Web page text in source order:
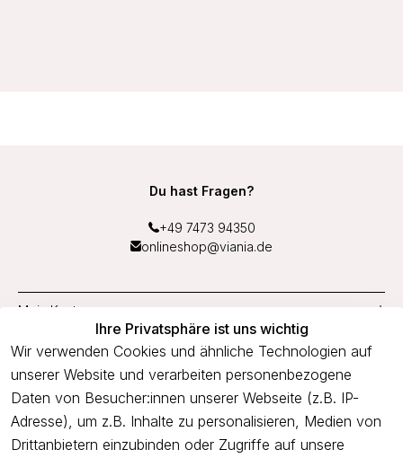
Ihre Privatsphäre ist uns wichtig
Wir verwenden Cookies und ähnliche Technologien auf
unserer Website und verarbeiten personenbezogene
Daten von Besucher:innen unserer Webseite (z.B. IP-
Adresse), um z.B. Inhalte zu personalisieren, Medien von
Drittanbietern einzubinden oder Zugriffe auf unsere
Du hast Fragen?
+49 7473 94350
onlineshop@viania.de
Mein Konto
Service
Unternehmen
Newsletter